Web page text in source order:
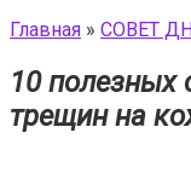
Главная » СОВЕТ
10 полезных
трещин на